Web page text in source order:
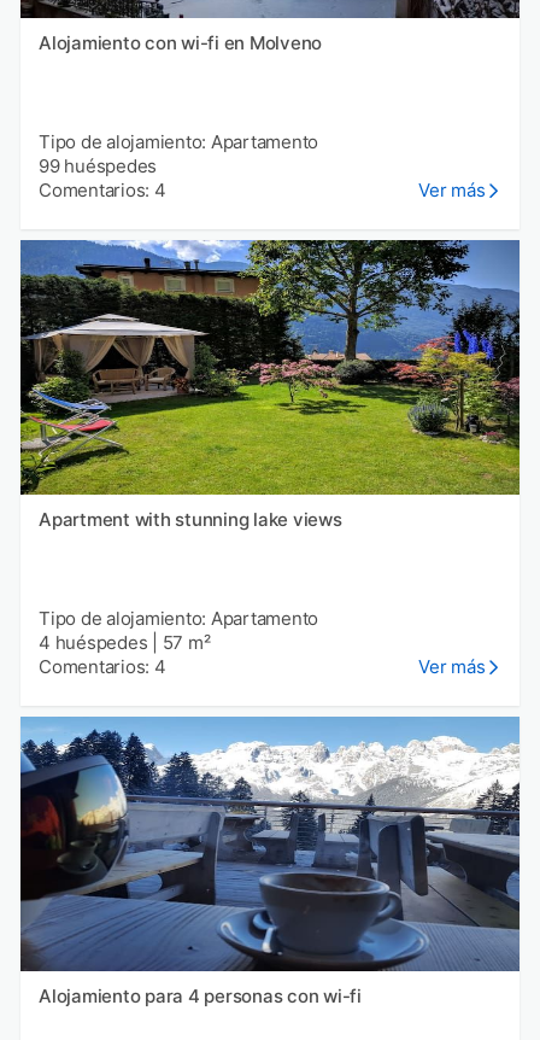
Alojamiento con wi-fi en Molveno
Tipo de alojamiento: Apartamento
99 huéspedes
Comentarios: 4
Ver más
Apartment with stunning lake views
Tipo de alojamiento: Apartamento
4 huéspedes
57 m²
Comentarios: 4
Ver más
Alojamiento para 4 personas con wi-fi